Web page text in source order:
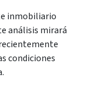
inmobiliario
análisis mirará
condiciones